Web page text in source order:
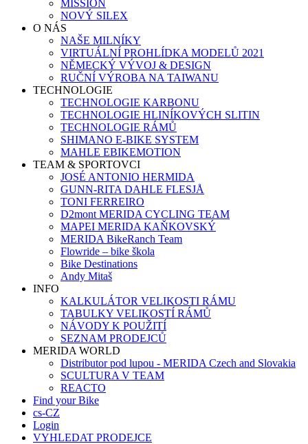
MISSION
NOVÝ SILEX
O NÁS
NAŠE MILNÍKY
VIRTUÁLNÍ PROHLÍDKA MODELŮ 2021
NĚMECKÝ VÝVOJ & DESIGN
RUČNÍ VÝROBA NA TAIWANU
TECHNOLOGIE
TECHNOLOGIE KARBONU
TECHNOLOGIE HLINÍKOVÝCH SLITIN
TECHNOLOGIE RÁMŮ
SHIMANO E-BIKE SYSTEM
MAHLE EBIKEMOTION
TEAM & SPORTOVCI
JOSÉ ANTONIO HERMIDA
GUNN-RITA DAHLE FLESJÅ
TONI FERREIRO
D2mont MERIDA CYCLING TEAM
MAPEI MERIDA KAŇKOVSKÝ
MERIDA BikeRanch Team
Flowride – bike škola
Bike Destinations
Andy Mitaš
INFO
KALKULÁTOR VELIKOSTI RÁMU
TABULKY VELIKOSTÍ RÁMŮ
NÁVODY K POUŽITÍ
SEZNAM PRODEJCŮ
MERIDA WORLD
Distributor pod lupou - MERIDA Czech and Slovakia
SCULTURA V TEAM
REACTO
Find your Bike
cs-CZ
Login
VYHLEDAT PRODEJCE